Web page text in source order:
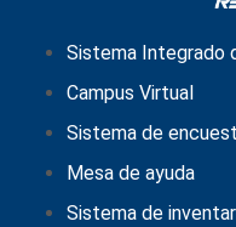
Sistema Integrado
Campus Virtual
Sistema de
Mesa de ayuda
Sistema de